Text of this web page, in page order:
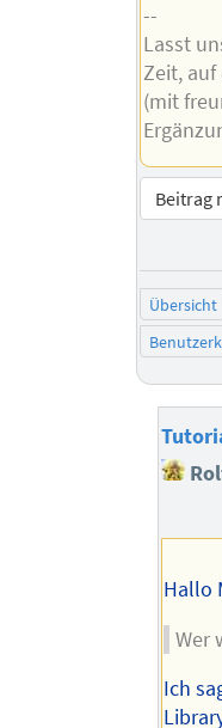
--
Lasst
Zeit, auf
(mit
Beitrag
Übersicht
Hallo
Wer
Ich